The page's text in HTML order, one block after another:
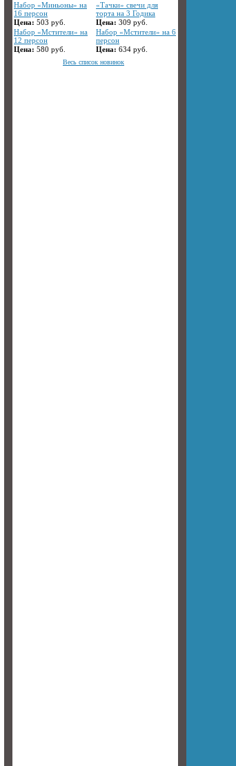
Набор «Миньоны» на
16 персон
Цена: 503 руб.
«Тачки» свечи для
торта на 3 Годика
Цена: 309 руб.
Набор «Мстители» на
12 персон
Цена: 580 руб.
Набор «Мстители» на 6
персон
Цена: 634 руб.
Весь список новинок